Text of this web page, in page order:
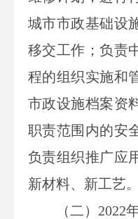
城市市政基础设
移交工作；负责
程的组织实施和
市政设施档案资
职责范围内的安
负责组织推广应
新材料、新工艺。
（二） 2022